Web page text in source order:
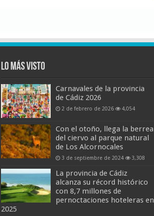
Lo más visto
Carnavales de la provincia
de Cádiz 2026
2 de febrero de 2026 4,054
Con el otoño, llega la berrea
del ciervo al parque natural
de Los Alcornocales
3 de septiembre de 2024 3,308
La provincia de Cádiz
alcanza su récord histórico
con 8,7 millones de
pernoctaciones hoteleras en
2025